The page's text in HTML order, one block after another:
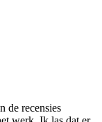
de recensies